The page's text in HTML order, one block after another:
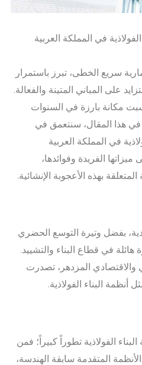
في المملكة العربية
سريع الخطى، تبرز باستمرار
على المباني المتينة والفعالة.
مكانة بارزة في السنوات
في هذا المقال، سنتعمق في
في المملكة العربية
الفريدة وفوائدها،
بهذه الأعجوبة الإنشائية.
بفضل وتيرة التوسع الحضري
هائلة في قطاع البناء والتشييد.
والاقتصادي المزدهر، تصدرت
أنظمة البناء الفولاذية.
الفولاذية تطوراً كبيراً؛ فمن
الأنظمة المتقدمة سابقة الهندسة،